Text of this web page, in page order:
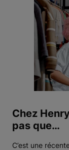
Chez
pas que…
C’est une